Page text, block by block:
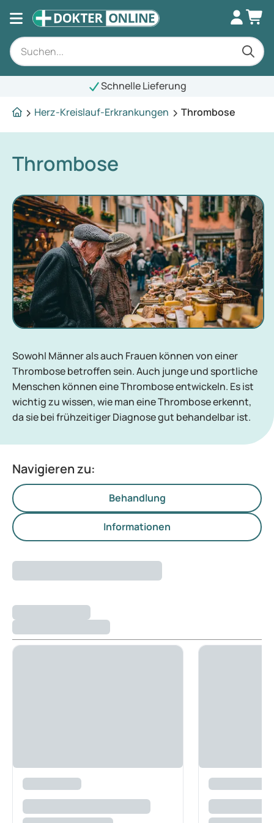
Schnelle Lieferung
Herz-Kreislauf-Erkrankungen
Thrombose
Thrombose
Sowohl Männer als auch Frauen können von einer
Thrombose betroffen sein. Auch junge und sportliche
Menschen können eine Thrombose entwickeln. Es ist
wichtig zu wissen, wie man eine Thrombose erkennt,
da sie bei frühzeitiger Diagnose gut behandelbar ist.
Navigieren zu:
Behandlung
Informationen